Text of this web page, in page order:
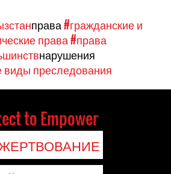
права#гражданские и
права#права
нарушения
виды преследования
to Empower